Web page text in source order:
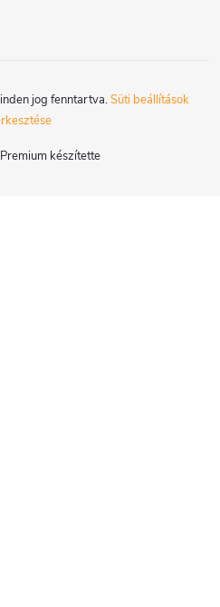
készítette
jog fenntartva.Süti beállítások